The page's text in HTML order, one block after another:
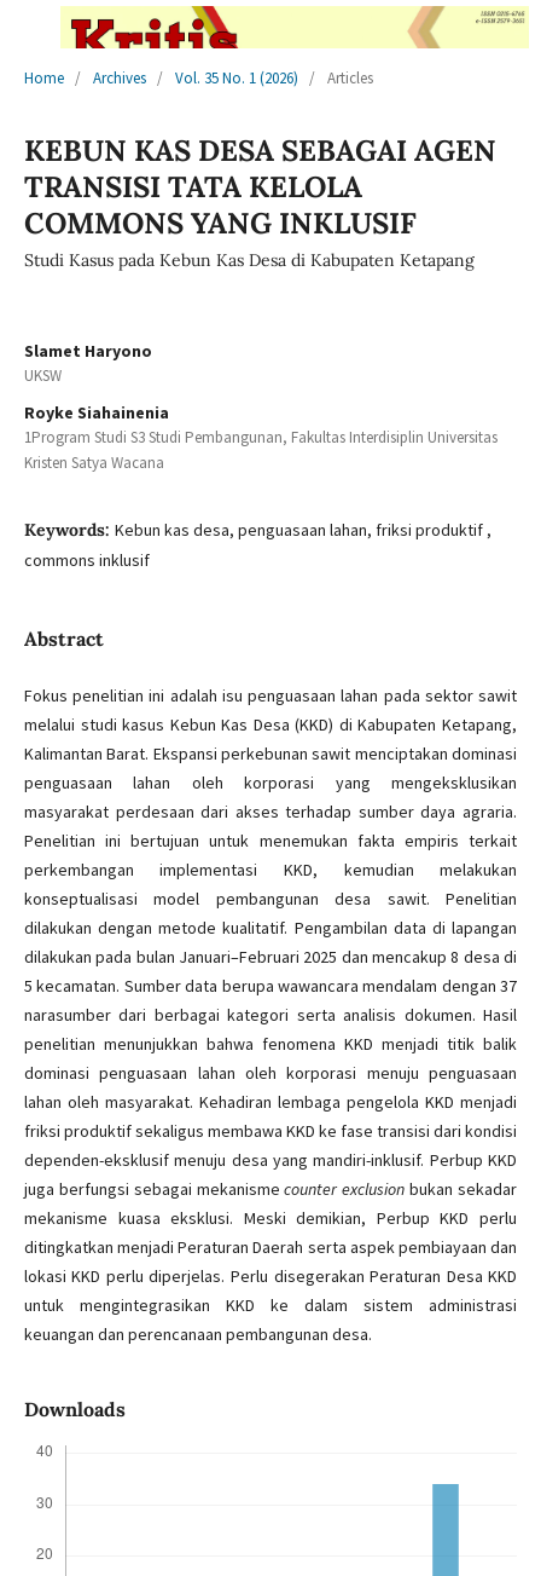
Home / Archives / Vol. 35 No. 1 (2026) / Articles
KEBUN KAS DESA SEBAGAI AGEN
TRANSISI TATA KELOLA
COMMONS YANG INKLUSIF
Studi Kasus pada Kebun Kas Desa di Kabupaten Ketapang
Slamet Haryono
UKSW
Royke Siahainenia
1Program Studi S3 Studi Pembangunan, Fakultas Interdisiplin Universitas
Kristen Satya Wacana
Keywords: Kebun kas desa, penguasaan lahan, friksi produktif ,
commons inklusif
Abstract
Fokus penelitian ini adalah isu penguasaan lahan pada sektor sawit
melalui studi kasus Kebun Kas Desa (KKD) di Kabupaten Ketapang,
Kalimantan Barat. Ekspansi perkebunan sawit menciptakan dominasi
penguasaan lahan oleh korporasi yang mengeksklusikan
masyarakat perdesaan dari akses terhadap sumber daya agraria.
Penelitian ini bertujuan untuk menemukan fakta empiris terkait
perkembangan implementasi KKD, kemudian melakukan
konseptualisasi model pembangunan desa sawit. Penelitian
dilakukan dengan metode kualitatif. Pengambilan data di lapangan
dilakukan pada bulan Januari–Februari 2025 dan mencakup 8 desa di
5 kecamatan. Sumber data berupa wawancara mendalam dengan 37
narasumber dari berbagai kategori serta analisis dokumen. Hasil
penelitian menunjukkan bahwa fenomena KKD menjadi titik balik
dominasi penguasaan lahan oleh korporasi menuju penguasaan
lahan oleh masyarakat. Kehadiran lembaga pengelola KKD menjadi
friksi produktif sekaligus membawa KKD ke fase transisi dari kondisi
dependen-eksklusif menuju desa yang mandiri-inklusif. Perbup KKD
juga berfungsi sebagai mekanismecounter exclusion bukan sekadar
mekanisme kuasa eksklusi. Meski demikian, Perbup KKD perlu
ditingkatkan menjadi Peraturan Daerah serta aspek pembiayaan dan
lokasi KKD perlu diperjelas. Perlu disegerakan Peraturan Desa KKD
untuk mengintegrasikan KKD ke dalam sistem administrasi
keuangan dan perencanaan pembangunan desa.
Downloads